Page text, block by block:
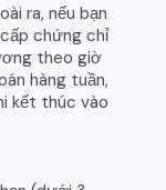
ra, nếu bạn
chứng chỉ
theo giờ
hàng tuần,
kết thúc vào